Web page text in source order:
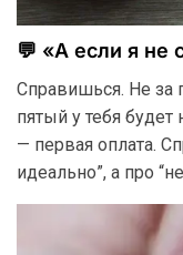
💬 «А если я не
Справишься. Не за
пятый у тебя будет
— первая оплата.
идеально”, а про